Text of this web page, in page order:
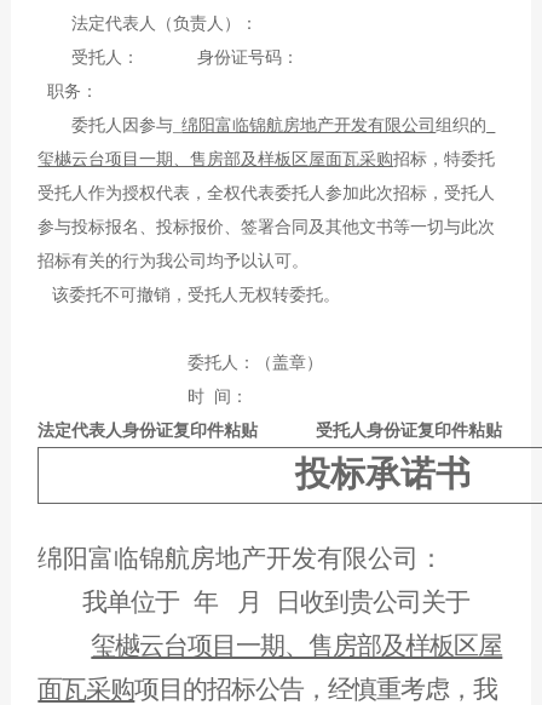
法定代表人（负责人）：
受托人： 身份证号码：
职务：
委托人因参与_绵阳富临锦航房地产开发有限公司组织的
玺樾云台项目一期、售房部及样板区屋面瓦采购招标，特委托
受托人作为授权代表，全权代表委托人参加此次招标，受托人
参与投标报名、投标报价、签署合同及其他文书等一切与此次
招标有关的行为我公司均予以认可。
该委托不可撤销，受托人无权转委托。
委托人：（盖章）
时 间：
法定代表人身份证复印件粘贴 受托人身份证复印件粘贴
投标承诺书
绵阳富临锦航房地产开发有限公司：
我单位于 年 月 日收到贵公司关于
玺樾云台项目一期、售房部及样板区屋
面瓦采购项目的招标公告，经慎重考虑，我